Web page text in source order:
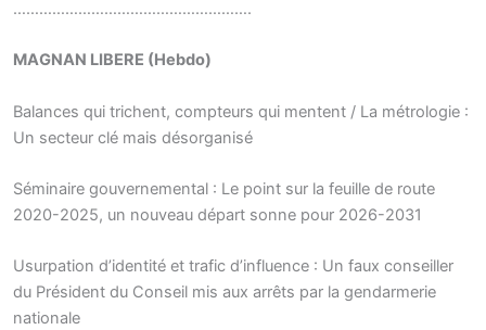
……………………………………………….
MAGNAN LIBERE (Hebdo)
Balances qui trichent, compteurs qui mentent / La métrologie :
Un secteur clé mais désorganisé
Séminaire gouvernemental : Le point sur la feuille de route
2020-2025, un nouveau départ sonne pour 2026-2031
Usurpation d’identité et trafic d’influence : Un faux conseiller
du Président du Conseil mis aux arrêts par la gendarmerie
nationale